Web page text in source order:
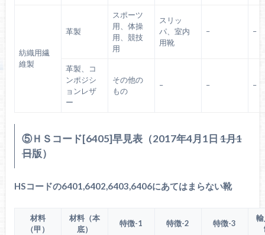
紡織用繊
維製
革製
スポーツ
用、体操
用、競技
用
スリッ
パ、室内
用靴
– –
革製、コ
ンポジシ
ョンレザ
ー
その他の
もの
– – –
⑤ＨＳコード[6405]早見表（2017年4月1日 1月1
日版）
HSコードの6401,6402,6403,6406にあてはまらない靴
材料
（甲）
材料（本
底）
特徴-1 特徴-2 特徴-3